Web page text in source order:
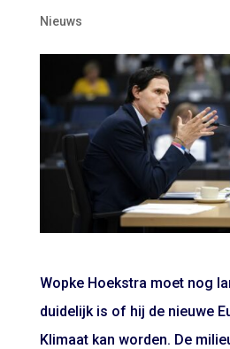
Nieuws
Wopke Hoekstra moet nog
duidelijk is of hij de nieuwe
Klimaat kan worden. De